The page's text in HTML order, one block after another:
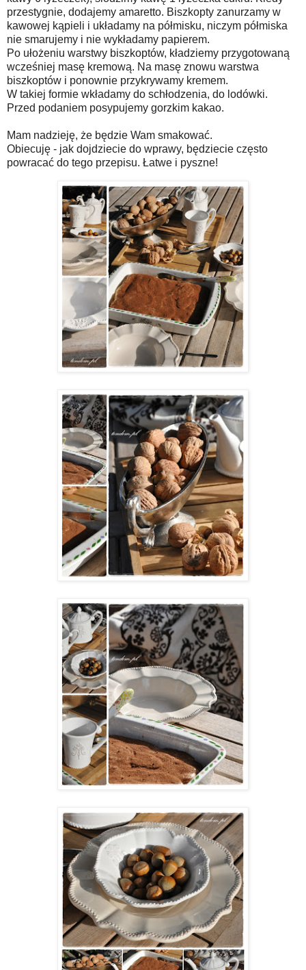
przestygnie, dodajemy amaretto. Biszkopty zanurzamy w
kawowej kąpieli i układamy na półmisku, niczym półmiska
nie smarujemy i nie wykładamy papierem.
Po ułożeniu warstwy biszkoptów, kładziemy przygotowaną
wcześniej masę kremową. Na masę znowu warstwa
biszkoptów i ponownie przykrywamy kremem.
W takiej formie wkładamy do schłodzenia, do lodówki.
Przed podaniem posypujemy gorzkim kakao.
Mam nadzieję, że będzie Wam smakować.
Obiecuję - jak dojdziecie do wprawy, będziecie często
powracać do tego przepisu. Łatwe i pyszne!